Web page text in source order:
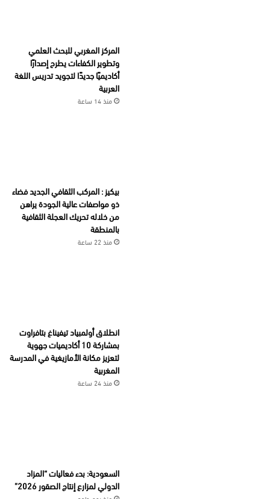
المركز المغربي للبحث العلمي
وتطوير الكفاءات يطرح إصدارًا
أكاديميًا جديدًا لتجويد تدريس اللغة
العربية
منذ 14 ساعة
بيكيز : المركب الثقافي الجديد فضاء
ذو مواصفات عالية الجودة يراهن
من خلاله تحريك العجلة الثقافية
بالمنطقة
منذ 22 ساعة
انطلاق أولمبياد تيفيناغ بتافراوت
بمشاركة 10 أكاديميات جهوية
لتعزيز مكانة الأمازيغية في المدرسة
المغربية
منذ 24 ساعة
السعودية: بدء فعاليات “المزاد
الدولي لمزارع إنتاج الصقور 2026”